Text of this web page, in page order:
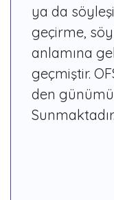
ya da
geçirme,
anlamına
geçmiştir.
den
Sunmaktadır.